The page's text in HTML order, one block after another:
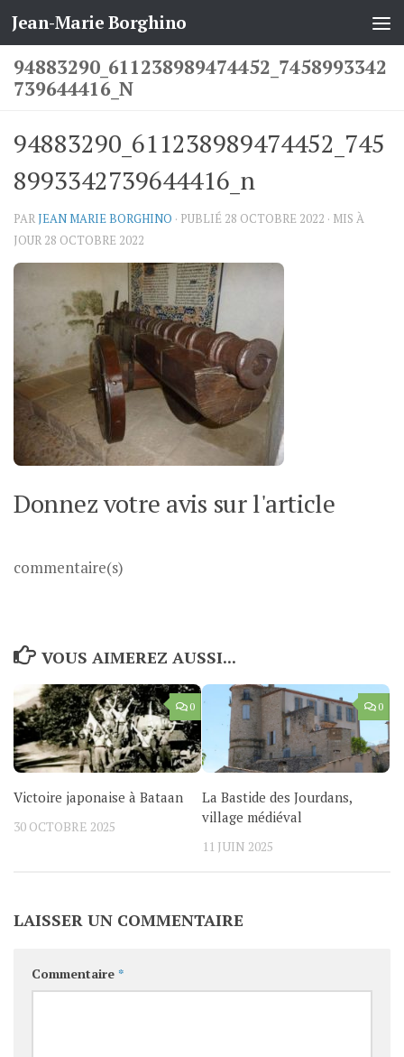
Skip to content
Jean-Marie Borghino
94883290_611238989474452_7458993342
739644416_N
94883290_611238989474452_745
8993342739644416_n
PARJEAN MARIE BORGHINO · PUBLIÉ 28 OCTOBRE 2022 · MIS À
JOUR 28 OCTOBRE 2022
Donnez votre avis sur l'article
commentaire(s)
VOUS AIMEREZ AUSSI...
0
Victoire japonaise à Bataan
30 OCTOBRE 2025
0
La Bastide des Jourdans,
village médiéval
11 JUIN 2025
LAISSER UN COMMENTAIRE
Commentaire *